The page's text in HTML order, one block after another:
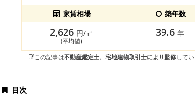
家賃相場
築年数
2,626 円/㎡
(平均値)
39.6 年
この記事は不動産鑑定士、宅地建物取引士により監修して
目次